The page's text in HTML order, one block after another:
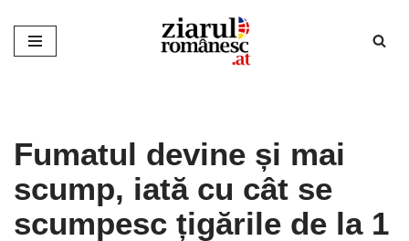
Sari
Fumatul devine și mai
scump, iată cu cât se
scumpesc țigările de la 1